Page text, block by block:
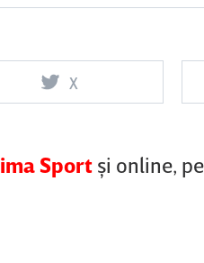
X
Sport şi online, pe
UTA Arad
0
Vs